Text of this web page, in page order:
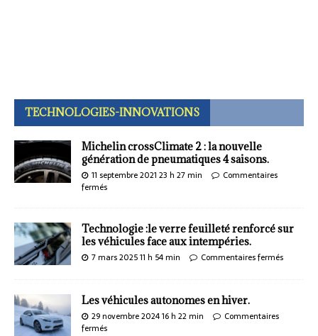
TECHNOLOGIES-INNOVATIONS
Michelin crossClimate 2 : la nouvelle
génération de pneumatiques 4 saisons.
11 septembre 2021 23 h 27 min
Commentaires
fermés
Technologie :le verre feuilleté renforcé sur
les véhicules face aux intempéries.
7 mars 2025 11 h 54 min Commentaires fermés
Les véhicules autonomes en hiver.
29 novembre 2024 16 h 22 min
Commentaires
fermés